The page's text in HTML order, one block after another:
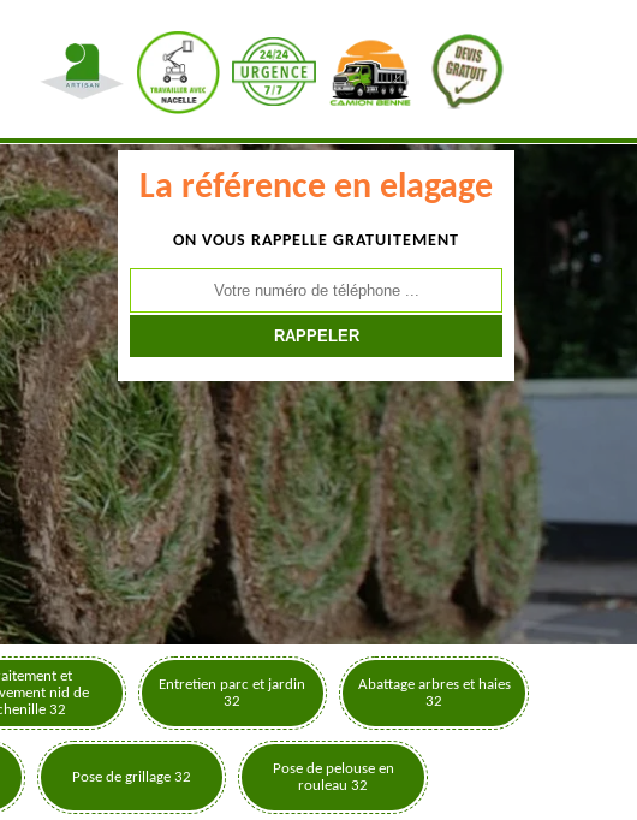
La référence en elagage
ON VOUS RAPPELLE GRATUITEMENT
et
nid de
32
Entretien parc et jardin
32
Abattage arbres et haies
32
Pose de grillage 32
Pose de pelouse en
rouleau 32